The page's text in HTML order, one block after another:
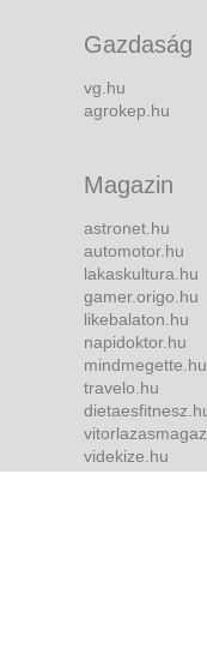
Gazdaság
vg.hu
agrokep.hu
Magazin
astronet.hu
automotor.hu
lakaskultura.hu
gamer.origo.hu
likebalaton.hu
napidoktor.hu
mindmegette.hu
travelo.hu
videkize.hu